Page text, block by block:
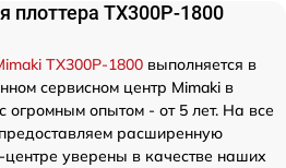
плоттера TX300P-1800
TX300P-1800 выполняется в
сервисном центр Mimaki в
огромным опытом - от 5 лет. На все
расширенную
уверены в качестве наших